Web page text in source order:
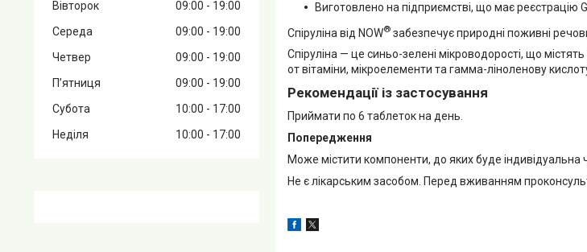
Виготовлено на підприємстві, що має реєстрацію
Спіруліна від NOW® забезпечує природні поживні
Спіруліна — це синьо-зелені мікроводорості, що
от вітаміни, мікроелементи та гамма-ліноленову
Рекомендації із застосування
Приймати по 6 таблеток на день.
Попередження
Може містити компоненти, до яких буде індивідуальна
Не є лікарським засобом. Перед вживанням
Вівторок
09:00
19:00
Середа
09:00
19:00
Четвер
09:00
19:00
Пʼятниця
09:00
19:00
Субота
10:00
17:00
Неділя
10:00 17:00